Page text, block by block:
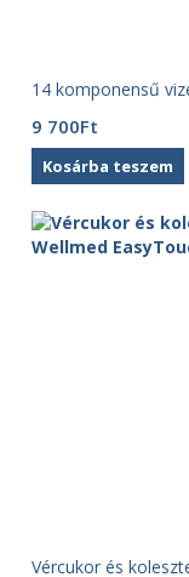
14 komponensű
9 700Ft
Kosárba teszem
Vércukor és